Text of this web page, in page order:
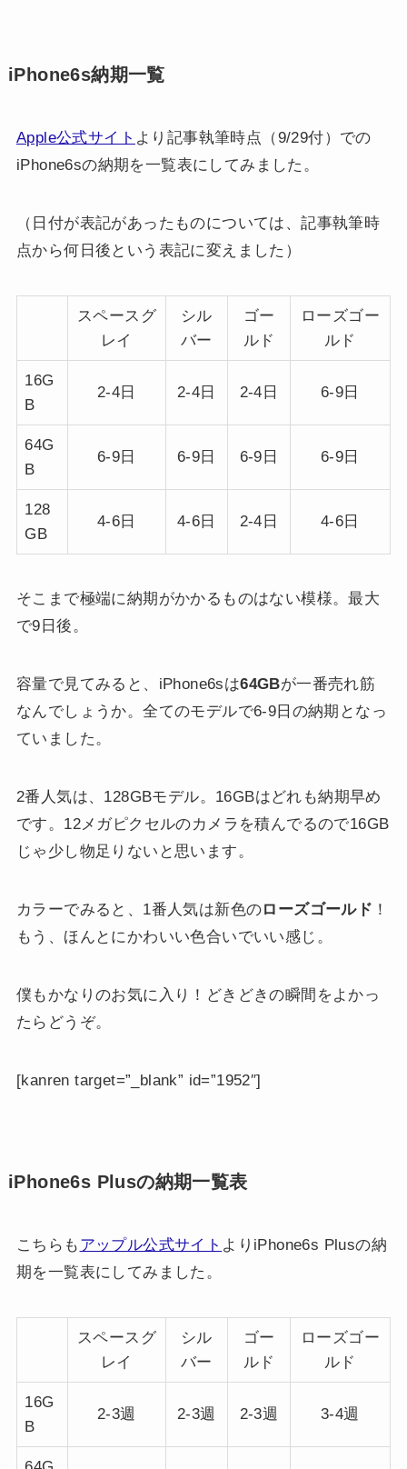
iPhone6s納期一覧
Apple公式サイト より記事執筆時点（9/29付）での
iPhone6sの納期を一覧表にしてみました。
（日付が表記があったものについては、記事執筆時
点から何日後という表記に変えました）
スペースグ
レイ
シル
バー
ゴー
ルド
ローズゴー
ルド
16G
B
2-4日 2-4日 2-4日 6-9日
64G
B
6-9日 6-9日 6-9日 6-9日
128
GB
4-6日 4-6日 2-4日 4-6日
そこまで極端に納期がかかるものはない模様。最大
で9日後。
容量で見てみると、iPhone6sは64GBが一番売れ筋
なんでしょうか。全てのモデルで6-9日の納期となっ
ていました。
2番人気は、128GBモデル。16GBはどれも納期早め
です。12メガピクセルのカメラを積んでるので16GB
じゃ少し物足りないと思います。
カラーでみると、1番人気は新色のローズゴールド ！
もう、ほんとにかわいい色合いでいい感じ。
僕もかなりのお気に入り！どきどきの瞬間をよかっ
たらどうぞ。
[kanren target=”_blank” id=”1952″]
iPhone6s Plusの納期一覧表
こちらも アップル公式サイト よりiPhone6s Plusの納
期を一覧表にしてみました。
スペースグ
レイ
シル
バー
ゴー
ルド
ローズゴー
ルド
16G
B
2-3週 2-3週 2-3週 3-4週